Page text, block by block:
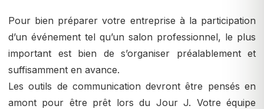
Pour bien préparer votre entreprise à la participation
d’un événement tel qu’un salon professionnel, le plus
important est bien de s’organiser préalablement et
suffisamment en avance.
Les outils de communication devront être pensés en
amont pour être prêt lors du Jour J. Votre équipe